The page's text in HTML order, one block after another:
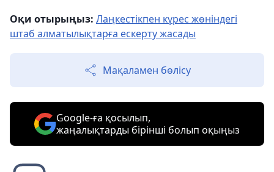
Оқи отырыңыз: Лаңкестікпен күрес жөніндегі
штаб алматылықтарға ескерту жасады
Мақаламен бөлісу
Google-ға қосылып,
жаңалықтарды бірінші болып оқыңыз